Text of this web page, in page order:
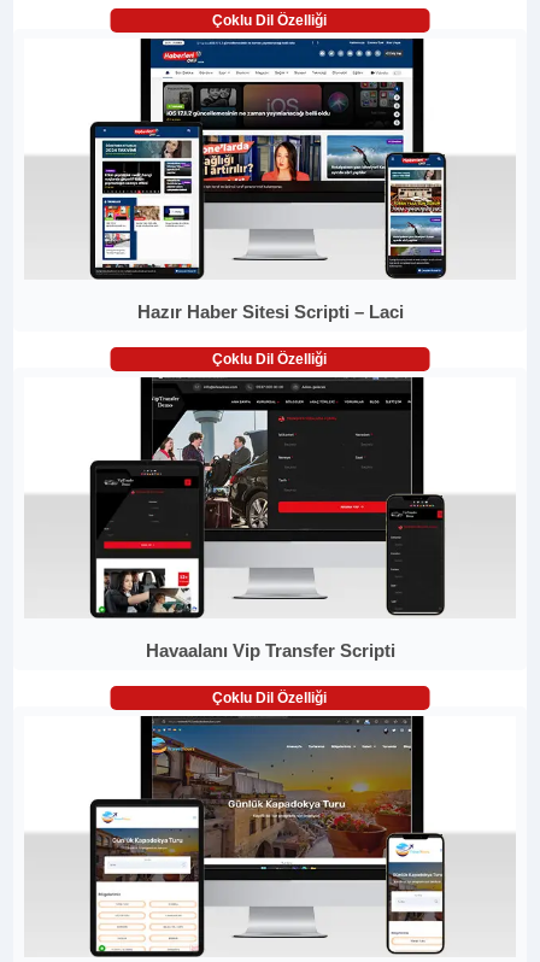
Çoklu Dil Özelliği
Hazır Haber Sitesi Scripti – Laci
Çoklu Dil Özelliği
Havaalanı Vip Transfer Scripti
Çoklu Dil Özelliği